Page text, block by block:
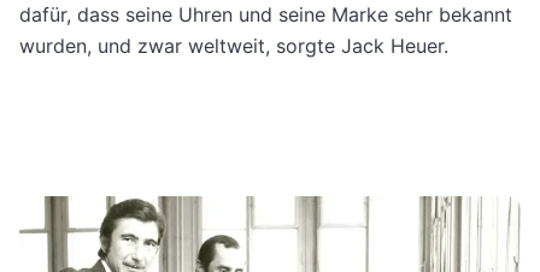
dafür, dass seine Uhren und seine Marke sehr bekannt
wurden, und zwar weltweit, sorgte Jack Heuer.